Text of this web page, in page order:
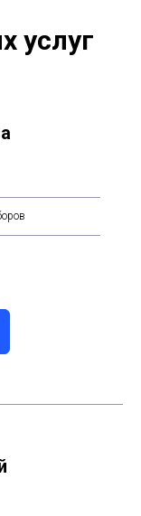
услуг